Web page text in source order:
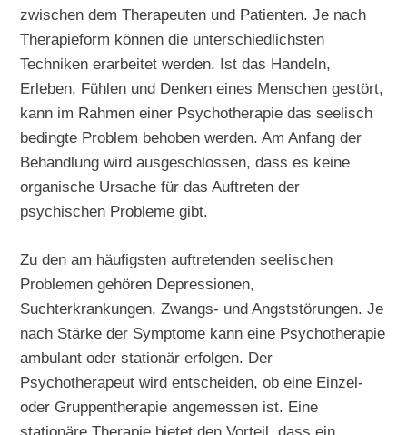
zwischen dem Therapeuten und Patienten. Je nach
Therapieform können die unterschiedlichsten
Techniken erarbeitet werden. Ist das Handeln,
Erleben, Fühlen und Denken eines Menschen gestört,
kann im Rahmen einer Psychotherapie das seelisch
bedingte Problem behoben werden. Am Anfang der
Behandlung wird ausgeschlossen, dass es keine
organische Ursache für das Auftreten der
psychischen Probleme gibt.
Zu den am häufigsten auftretenden seelischen
Problemen gehören Depressionen,
Suchterkrankungen, Zwangs- und Angststörungen. Je
nach Stärke der Symptome kann eine Psychotherapie
ambulant oder stationär erfolgen. Der
Psychotherapeut wird entscheiden, ob eine Einzel-
oder Gruppentherapie angemessen ist. Eine
stationäre Therapie bietet den Vorteil, dass ein